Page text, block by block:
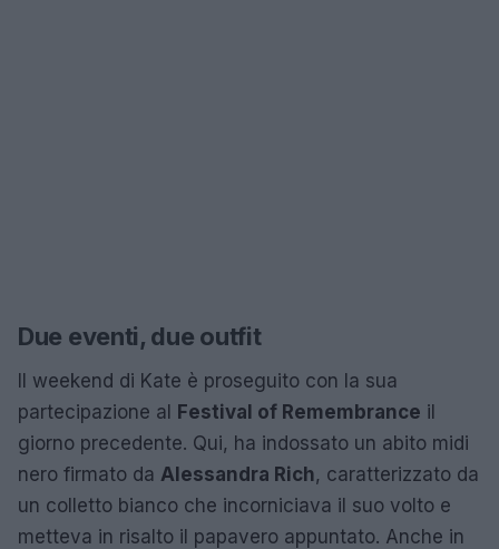
Due eventi, due outfit
Il weekend di Kate è proseguito con la sua
partecipazione al Festival of Remembrance il
giorno precedente. Qui, ha indossato un abito midi
nero firmato da Alessandra Rich, caratterizzato da
un colletto bianco che incorniciava il suo volto e
metteva in risalto il papavero appuntato. Anche in